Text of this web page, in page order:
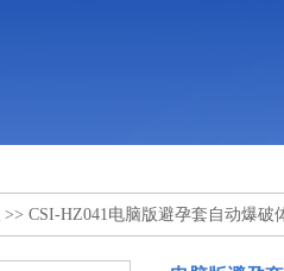
>> CSI-HZ041电脑版避孕套自动爆破